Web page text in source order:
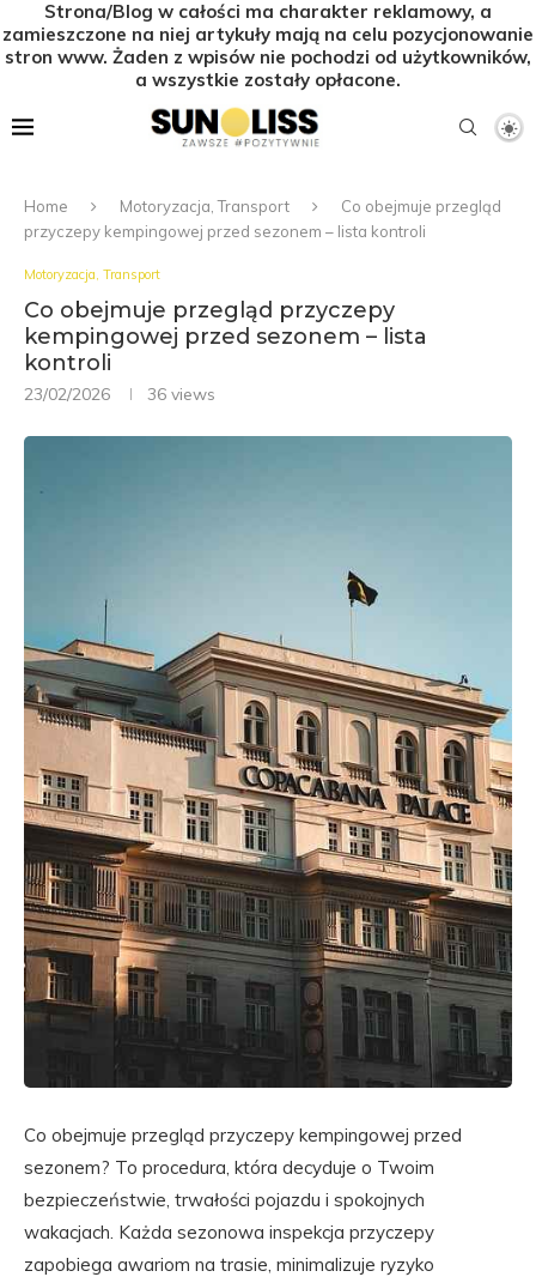
Strona/Blog w całości ma charakter reklamowy, a
zamieszczone na niej artykuły mają na celu pozycjonowanie
stron www. Żaden z wpisów nie pochodzi od użytkowników,
a wszystkie zostały opłacone.
Home Motoryzacja, Transport
Co obejmuje przegląd
przyczepy kempingowej przed sezonem – lista kontroli
Motoryzacja, Transport
Co obejmuje przegląd przyczepy
kempingowej przed sezonem – lista
kontroli
23/02/2026 36 views
Co obejmuje przegląd przyczepy kempingowej przed
sezonem? To procedura, która decyduje o Twoim
bezpieczeństwie, trwałości pojazdu i spokojnych
wakacjach. Każda sezonowa inspekcja przyczepy
zapobiega awariom na trasie, minimalizuje ryzyko